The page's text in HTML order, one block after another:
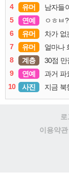
4
유머 남자들
5
연예 ㅇㅎㅂ
6
유머 차가 없
7
유머 얼마나
8
계층 30점 만
9
연예 과거 파
10
사진 지금 북
로
이용약관